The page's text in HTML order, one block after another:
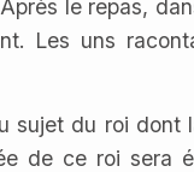
le repas,
Les uns
sujet du roi dont
de ce roi sera